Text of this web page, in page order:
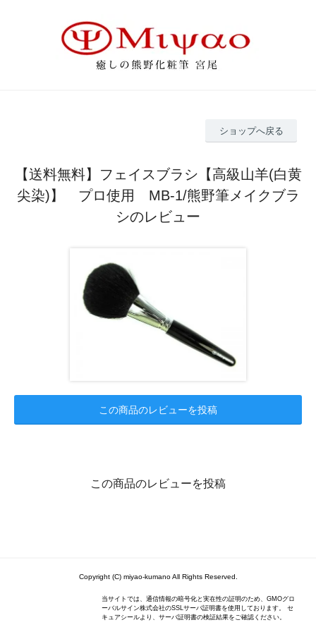
ショップへ戻る
【送料無料】フェイスブラシ【高級山羊(白黄
尖染)】 プロ使用 MB-1/熊野筆メイクブラ
シのレビュー
この商品のレビューを投稿
この商品のレビューを投稿
Copyright (C) miyao-kumano All Rights Reserved.
当サイトでは、通信情報の暗号化と実在性の証明のため、GMOグロ
ーバルサイン株式会社のSSLサーバ証明書を使用しております。 セ
キュアシールより、サーバ証明書の検証結果をご確認ください。